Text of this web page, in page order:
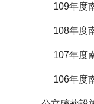
109年度
108年度
107年度
106年度